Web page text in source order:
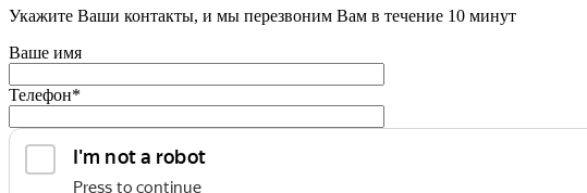
Укажите Ваши контакты, и мы перезвоним Вам в течение 10 минут
Ваше имя
Телефон*